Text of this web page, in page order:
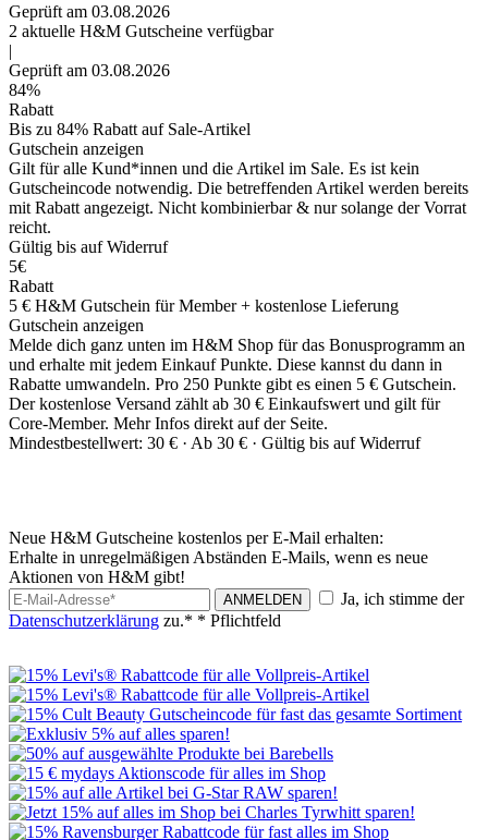
Geprüft am 03.08.2026
2 aktuelle H&M Gutscheine verfügbar
|
Geprüft am 03.08.2026
84%
Rabatt
Bis zu 84% Rabatt auf Sale-Artikel
Gutschein anzeigen
Gilt für alle Kund*innen und die Artikel im Sale. Es ist kein
Gutscheincode notwendig. Die betreffenden Artikel werden bereits
mit Rabatt angezeigt. Nicht kombinierbar & nur solange der Vorrat
reicht.
Gültig bis auf Widerruf
5€
Rabatt
5 € H&M Gutschein für Member + kostenlose Lieferung
Gutschein anzeigen
Melde dich ganz unten im H&M Shop für das Bonusprogramm an
und erhalte mit jedem Einkauf Punkte. Diese kannst du dann in
Rabatte umwandeln. Pro 250 Punkte gibt es einen 5 € Gutschein.
Der kostenlose Versand zählt ab 30 € Einkaufswert und gilt für
Core-Member. Mehr Infos direkt auf der Seite.
Mindestbestellwert: 30 € · Ab 30 € · Gültig bis auf Widerruf
Neue H&M Gutscheine kostenlos per E-Mail erhalten:
Erhalte in unregelmäßigen Abständen E-Mails, wenn es neue
Aktionen von H&M gibt!
ANMELDEN
Ja, ich stimme der
Datenschutzerklärung zu.* * Pflichtfeld